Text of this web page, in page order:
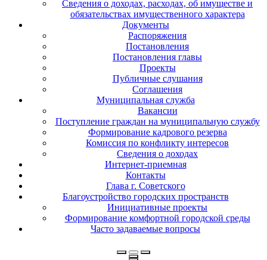
Сведения о доходах, расходах, об имуществе и
обязательствах имущественного характера
Документы
Распоряжения
Постановления
Постановления главы
Проекты
Публичные слушания
Соглашения
Муниципальная служба
Вакансии
Поступление граждан на муниципальную службу
Формирование кадрового резерва
Комиссия по конфликту интересов
Сведения о доходах
Интернет-приемная
Контакты
Глава г. Советского
Благоустройство городских пространств
Инициативные проекты
Формирование комфортной городской среды
Часто задаваемые вопросы